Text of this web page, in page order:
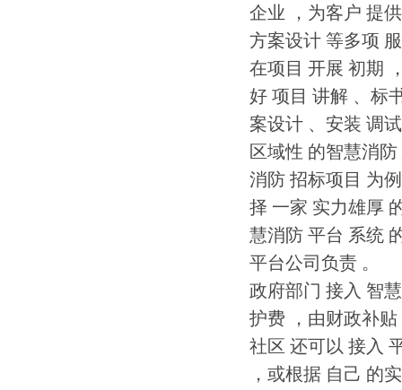
企业 ，为客户 提
方案设计 等多项
在项目 开展 初期
好 项目 讲解 、标
案设计 、安装 调
区域性 的智慧消
消防 招标项目 为
择 一家 实力雄厚
慧消防 平台 系统
平台公司负责 。
政府部门 接入 智
护费 ，由财政补
社区 还可以 接入
，或根据 自己 的